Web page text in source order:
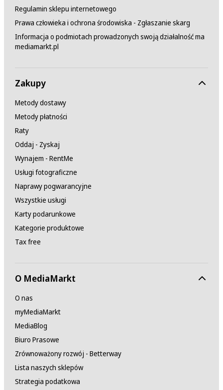
Regulamin sklepu internetowego
Prawa człowieka i ochrona środowiska - Zgłaszanie skarg
Informacja o podmiotach prowadzonych swoją działalność ma
mediamarkt.pl
Zakupy
Metody dostawy
Metody płatności
Raty
Oddaj - Zyskaj
Wynajem - RentMe
Usługi fotograficzne
Naprawy pogwarancyjne
Wszystkie usługi
Karty podarunkowe
Kategorie produktowe
Tax free
O MediaMarkt
O nas
myMediaMarkt
MediaBlog
Biuro Prasowe
Zrównoważony rozwój - Betterway
Lista naszych sklepów
Strategia podatkowa